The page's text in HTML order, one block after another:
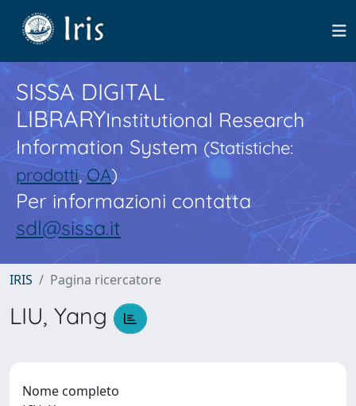
SISSA DIGITAL
LIBRARYInstitutional Research
Information System(Statistiche:
prodotti,OA)
Per informazioni contatta
sdl@sissa.it
IRIS Pagina ricercatore
LIU, Yang
Nome completo